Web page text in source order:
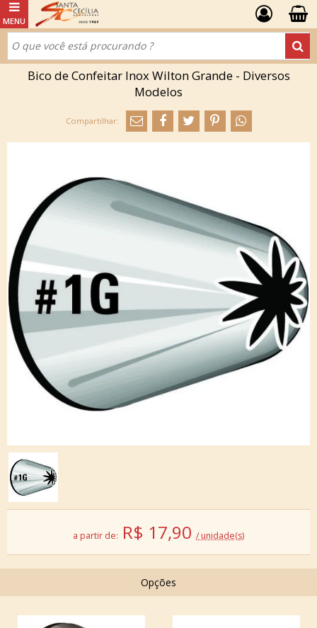
Bico de Confeitar Inox Wilton Grande - Diversos
Modelos
a partir de: R$ 17,90 / unidade(s)
Opções